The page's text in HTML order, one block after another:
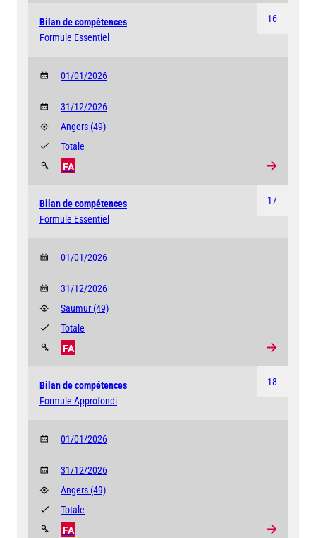
16
Bilan de compétences
Formule Essentiel
01/01/2026
31/12/2026
Angers (49)
FA
Totale
17
Bilan de compétences
Formule Essentiel
01/01/2026
31/12/2026
Saumur (49)
FA
Totale
18
Bilan de compétences
Formule Approfondi
01/01/2026
31/12/2026
Angers (49)
FA
Totale